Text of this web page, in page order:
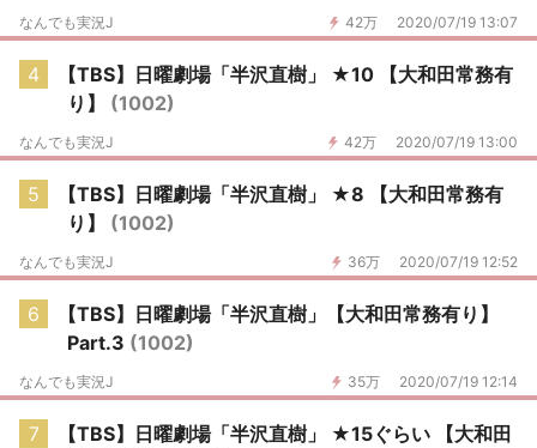
42万 2020/07/19 13:07
なんでも実況J
4
【TBS】日曜劇場「半沢直樹」 ★10 【大和田常務有
り】 (1002)
42万 2020/07/19 13:00
なんでも実況J
5
【TBS】日曜劇場「半沢直樹」 ★8 【大和田常務有
り】 (1002)
36万 2020/07/19 12:52
なんでも実況J
6
【TBS】日曜劇場「半沢直樹」【大和田常務有り】
Part.3 (1002)
35万 2020/07/19 12:14
なんでも実況J
7
【TBS】日曜劇場「半沢直樹」 ★15ぐらい 【大和田